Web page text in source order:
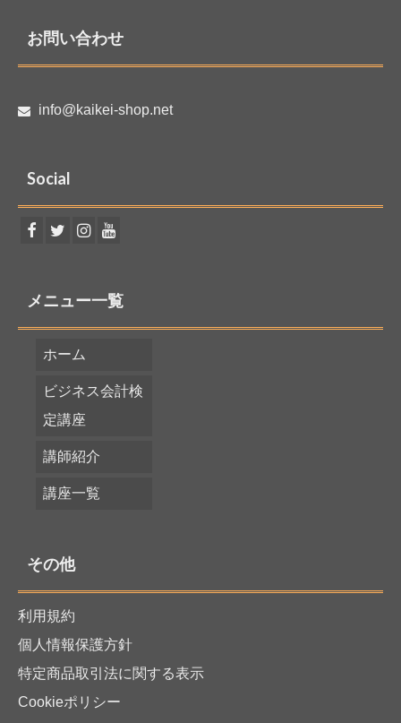
お問い合わせ
info@kaikei-shop.net
Social
メニュー一覧
ホーム
ビジネス会計検
定講座
講師紹介
講座一覧
その他
利用規約
個人情報保護方針
特定商品取引法に関する表示
Cookieポリシー